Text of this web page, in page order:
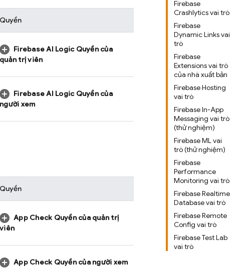
Firebase
Crashlytics vai trò
Firebase
Dynamic Links vai
trò
Firebase
Extensions vai trò
của nhà xuất bản
Firebase Hosting
vai trò
Firebase In-App
Messaging vai trò
(thử nghiệm)
Firebase ML vai
trò (thử nghiệm)
Firebase
Performance
Monitoring vai trò
Firebase Realtime
Database vai trò
Firebase Remote
Config vai trò
Firebase Test Lab
vai trò
Quyền
Firebase AI LogicQuyền của
quản trị viên
Firebase AI LogicQuyền của
người xem
Quyền
App Check Quyền của quản trị
viên
App Check Quyền của người xem